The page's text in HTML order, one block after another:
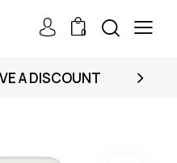
0
A DISCOUNT